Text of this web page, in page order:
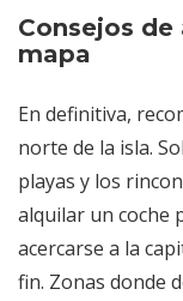
Consejos
mapa
En definitiva,
norte de la isla.
playas y los
alquilar un coche
acercarse a la
fin. Zonas donde